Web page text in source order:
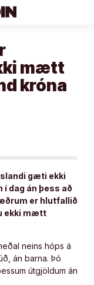
mætt
króna
gæti ekki
dag án þess að
er hlutfallið
ekki mætt
neins hóps á
án barna. Þó
útgjöldum án